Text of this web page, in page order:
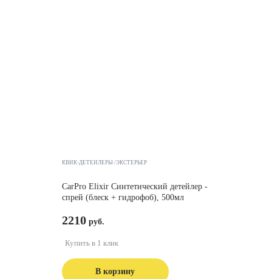
КВИК-ДЕТЕЙЛЕРЫ /ЭКСТЕРЬЕР
CarPro Elixir Синтетический детейлер -
спрей (блеск + гидрофоб), 500мл
2210
В корзину
Купить в 1 клик